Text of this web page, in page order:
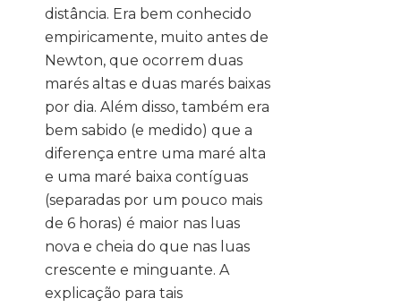
distância. Era bem conhecido
empiricamente, muito antes de
Newton, que ocorrem duas
marés altas e duas marés baixas
por dia. Além disso, também era
bem sabido (e medido) que a
diferença entre uma maré alta
e uma maré baixa contíguas
(separadas por um pouco mais
de 6 horas) é maior nas luas
nova e cheia do que nas luas
crescente e minguante. A
explicação para tais